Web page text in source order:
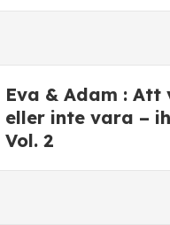
Eva & Adam : Att
eller inte vara –
Vol. 2